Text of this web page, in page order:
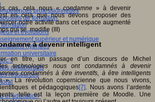
professionnelles
de formation
formation
et évolutions
supérieur et numérique
hybrides
universitaire
collaboratifs
ressources
et éducation
cas, cela nous «condamne» à devenir
en cela que nous devons proposer des
notre activité dans cet espace augmenté
qui se modifie (III)
à devenir intelligent
en titre, un passage d’un discours de Michel
technologies nous ont condamnés à devenir
condamnés à être inventifs, à être intelligents
». La révolution copernicienne que nous vivons,
et pédagogiques[7]. Nous avons l’ardente
telle est la leçon première de Moodle. Une